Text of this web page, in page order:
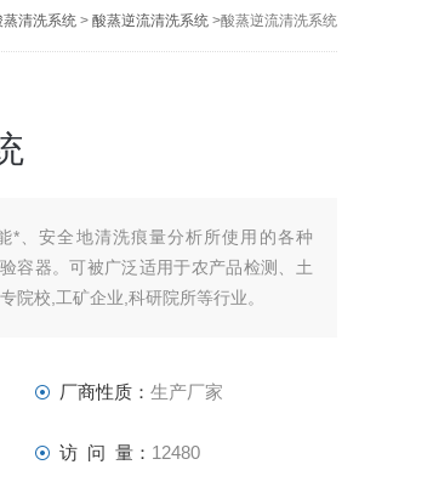
蒸清洗系统> 酸蒸逆流清洗系统>酸蒸逆流清洗系统
*、安全地清洗痕量分析所使用的各种
容器。可被广泛适用于农产品检测、土
院校,工矿企业,科研院所等行业。
厂商性质： 生产厂家
访 问 量： 12480